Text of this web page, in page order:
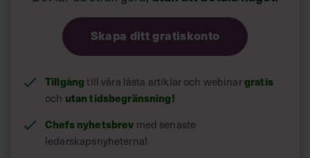
Skapa ditt gratiskonto
Tillgång till våra låsta artiklar och webinargratis
och utan tidsbegränsning!
Chefs nyhetsbrev med senaste
ledarskapsnyheterna!